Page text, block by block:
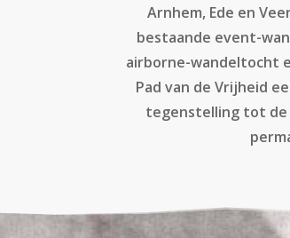
Arnhem, Ede en
bestaande event-
airborne-wandeltocht
Pad van de Vrijheid
tegenstelling tot de